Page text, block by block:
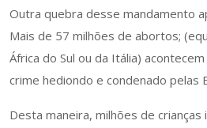
Outra quebra desse mandamento
Mais de 57 milhões de abortos;
África do Sul ou da Itália)
crime hediondo e condenado pelas
Desta maneira, milhões de crianças